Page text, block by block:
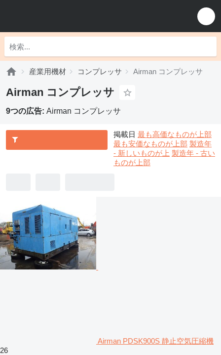
産業用機材 コンプレッサ Airman コンプレッサ
Airman コンプレッサ
9つの広告: Airman コンプレッサ
掲載日 最も高価なものが上部
最も安価なものが上部 製造年
- 新しいものが上 製造年 - 古い
ものが上部
Airman PDSK900S 静止空気圧縮機
26